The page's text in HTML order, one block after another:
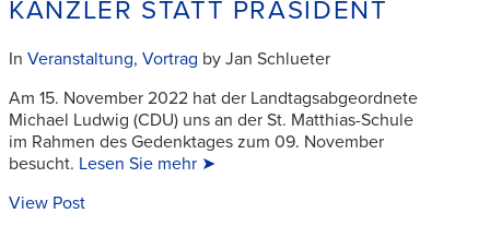
KANZLER STATT PRÄSIDENT
In Veranstaltung, Vortrag by Jan Schlueter
Am 15. November 2022 hat der Landtagsabgeordnete
Michael Ludwig (CDU) uns an der St. Matthias-Schule
im Rahmen des Gedenktages zum 09. November
besucht. Lesen Sie mehr ➤
View Post